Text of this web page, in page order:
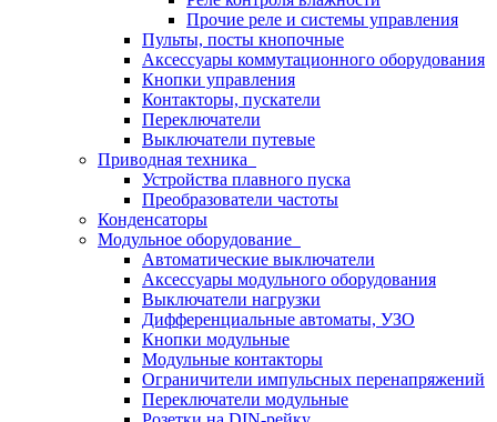
Прочие реле и системы управления
Пульты, посты кнопочные
Аксессуары коммутационного оборудования
Кнопки управления
Контакторы, пускатели
Переключатели
Выключатели путевые
Приводная техника
Устройства плавного пуска
Преобразователи частоты
Конденсаторы
Модульное оборудование
Автоматические выключатели
Аксессуары модульного оборудования
Выключатели нагрузки
Дифференциальные автоматы, УЗО
Кнопки модульные
Модульные контакторы
Ограничители импульсных перенапряжений
Переключатели модульные